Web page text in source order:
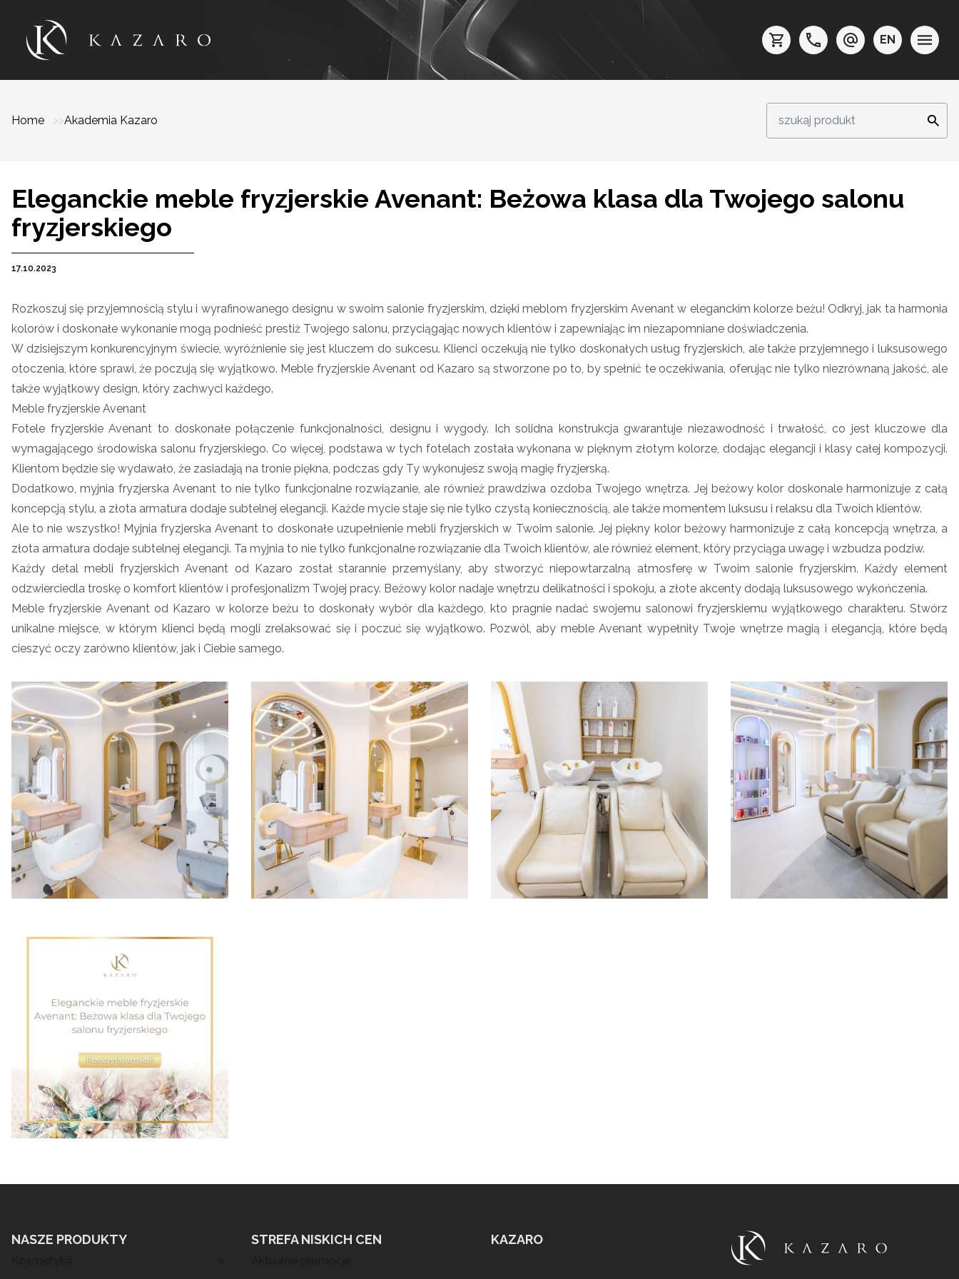
EN
Home Akademia Kazaro
Eleganckie meble fryzjerskie Avenant: Beżowa klasa dla Twojego salonu
fryzjerskiego
17.10.2023
Rozkoszuj się przyjemnością stylu i wyrafinowanego designu w swoim salonie fryzjerskim, dzięki meblom fryzjerskim Avenant w eleganckim kolorze beżu! Odkryj, jak ta harmonia
kolorów i doskonałe wykonanie mogą podnieść prestiż Twojego salonu, przyciągając nowych klientów i zapewniając im niezapomniane doświadczenia.
W dzisiejszym konkurencyjnym świecie, wyróżnienie się jest kluczem do sukcesu. Klienci oczekują nie tylko doskonałych usług fryzjerskich, ale także przyjemnego i luksusowego
otoczenia, które sprawi, że poczują się wyjątkowo. Meble fryzjerskie Avenant od Kazaro są stworzone po to, by spełnić te oczekiwania, oferując nie tylko niezrównaną jakość, ale
także wyjątkowy design, który zachwyci każdego.
Meble fryzjerskie Avenant
Fotele fryzjerskie Avenant to doskonałe połączenie funkcjonalności, designu i wygody. Ich solidna konstrukcja gwarantuje niezawodność i trwałość, co jest kluczowe dla
wymagającego środowiska salonu fryzjerskiego. Co więcej, podstawa w tych fotelach została wykonana w pięknym złotym kolorze, dodając elegancji i klasy całej kompozycji.
Klientom będzie się wydawało, że zasiadają na tronie piękna, podczas gdy Ty wykonujesz swoją magię fryzjerską.
Dodatkowo, myjnia fryzjerska Avenant to nie tylko funkcjonalne rozwiązanie, ale również prawdziwa ozdoba Twojego wnętrza. Jej beżowy kolor doskonale harmonizuje z całą
koncepcją stylu, a złota armatura dodaje subtelnej elegancji. Każde mycie staje się nie tylko czystą koniecznością, ale także momentem luksusu i relaksu dla Twoich klientów.
Ale to nie wszystko! Myjnia fryzjerska Avenant to doskonałe uzupełnienie mebli fryzjerskich w Twoim salonie. Jej piękny kolor beżowy harmonizuje z całą koncepcją wnętrza, a
złota armatura dodaje subtelnej elegancji. Ta myjnia to nie tylko funkcjonalne rozwiązanie dla Twoich klientów, ale również element, który przyciąga uwagę i wzbudza podziw.
Każdy detal mebli fryzjerskich Avenant od Kazaro został starannie przemyślany, aby stworzyć niepowtarzalną atmosferę w Twoim salonie fryzjerskim. Każdy element
odzwierciedla troskę o komfort klientów i profesjonalizm Twojej pracy. Beżowy kolor nadaje wnętrzu delikatności i spokoju, a złote akcenty dodają luksusowego wykończenia.
Meble fryzjerskie Avenant od Kazaro w kolorze beżu to doskonały wybór dla każdego, kto pragnie nadać swojemu salonowi fryzjerskiemu wyjątkowego charakteru. Stwórz
unikalne miejsce, w którym klienci będą mogli zrelaksować się i poczuć się wyjątkowo. Pozwól, aby meble Avenant wypełniły Twoje wnętrze magią i elegancją, które będą
cieszyć oczy zarówno klientów, jak i Ciebie samego.
NASZE PRODUKTY STREFA NISKICH CEN KAZARO